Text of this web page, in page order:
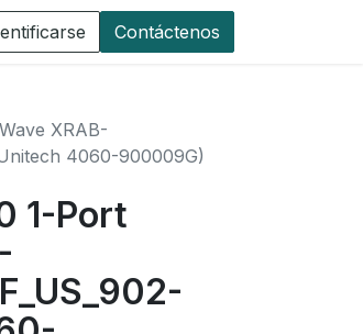
Contáctenos
XRAB-
4060-900009G)
1-Port